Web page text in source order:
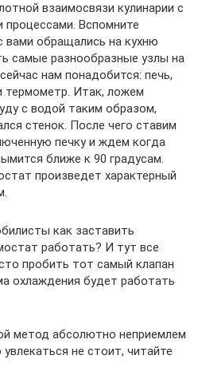
взаимосвязи кулинарии с
Вспомните
вами обращались на кухню
самые разнообразные узлы на
нам понадобится: печь,
термометр. Итак, ложем
с водой таким образом,
стенок. После чего ставим
печку и ждем когда
ближе к 90 градусам.
произведет характерный
как заставить
работать? И тут все
пробить тот самый клапан
охлаждения будет работать
метод абсолютно неприемлем
не стоит, читайте